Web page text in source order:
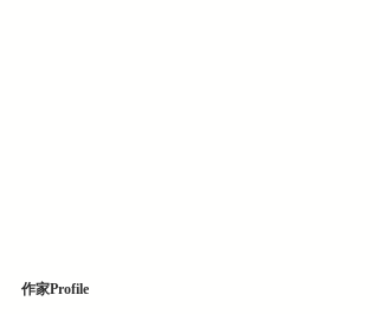
作家Profile